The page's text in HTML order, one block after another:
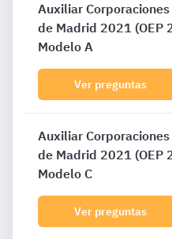
Auxiliar
de Madrid 2021 (OEP
Modelo A
Ver preguntas
Auxiliar
de Madrid 2021 (OEP
Modelo C
Ver preguntas